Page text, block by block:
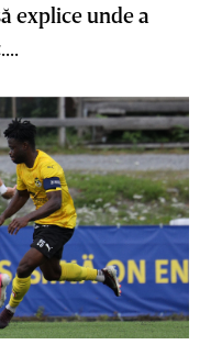
explice unde a